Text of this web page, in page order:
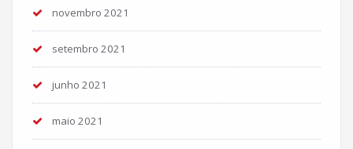
novembro 2021
setembro 2021
junho 2021
maio 2021